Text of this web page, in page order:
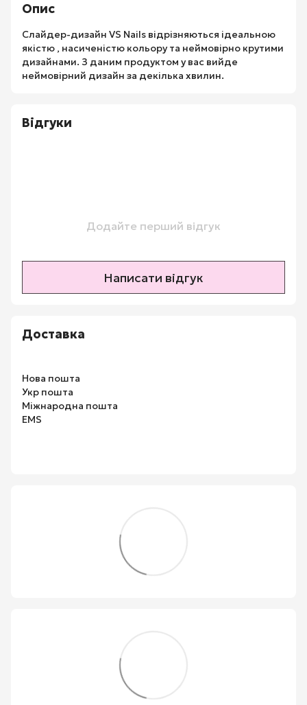
Опис
Слайдер-дизайн VS Nails відрізняються ідеальною
якістю , насиченістю кольору та неймовірно крутими
дизайнами. З даним продуктом у вас вийде
неймовірний дизайн за декілька хвилин.
Відгуки
Додайте перший відгук
Написати відгук
Доставка
Нова пошта
Укр пошта
Міжнародна пошта
EMS